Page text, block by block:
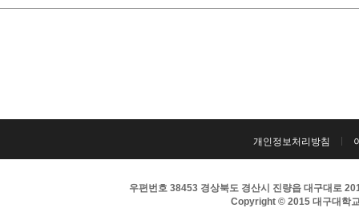
개인정보처리방침
우편번호 38453 경상북도 경산시 진량읍 대구대로
Copyright © 2015 대구대학